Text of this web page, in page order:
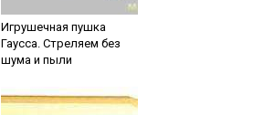
Игрушечная пушка
Гаусса. Стреляем без
шума и пыли